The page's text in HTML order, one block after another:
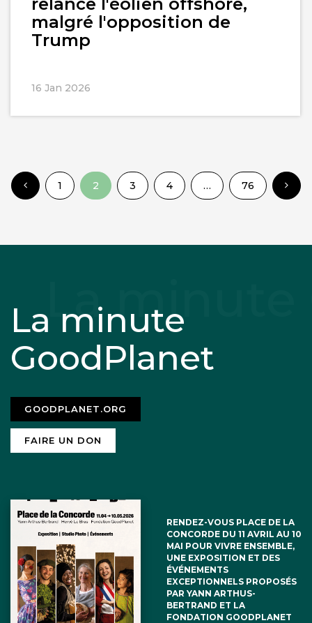
malgré l'opposition de
Trump
16 Jan 2026
1 2 3 4 … 76
La minute
GoodPlanet
GOODPLANET.ORG
FAIRE UN DON
RENDEZ-VOUS PLACE DE LA
CONCORDE DU 11 AVRIL AU 10
MAI POUR VIVRE ENSEMBLE,
UNE EXPOSITION ET DES
ÉVÉNEMENTS
EXCEPTIONNELS PROPOSÉS
PAR YANN ARTHUS-
BERTRAND ET LA
FONDATION GOODPLANET